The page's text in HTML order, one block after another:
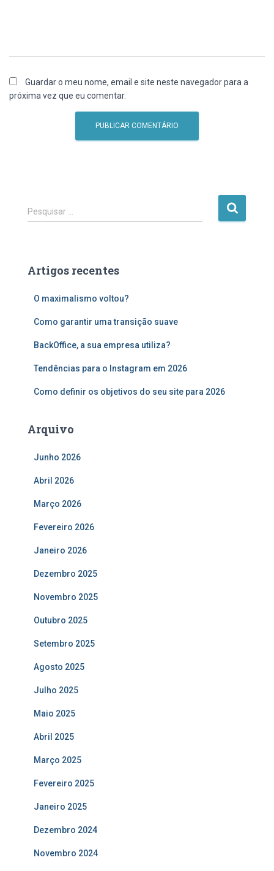
Guardar o meu nome, email e site neste navegador para a
próxima vez que eu comentar.
P
e
i
Pesquisar …
Artigos recentes
O maximalismo voltou?
Como garantir uma transição suave
BackOffice, a sua empresa utiliza?
Tendências para o Instagram em 2026
Como definir os objetivos do seu site para 2026
Arquivo
Junho 2026
Abril 2026
Março 2026
Fevereiro 2026
Janeiro 2026
Dezembro 2025
Novembro 2025
Outubro 2025
Setembro 2025
Agosto 2025
Julho 2025
Maio 2025
Abril 2025
Março 2025
Fevereiro 2025
Janeiro 2025
Dezembro 2024
Novembro 2024